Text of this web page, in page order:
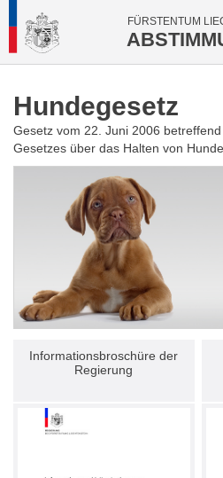
FÜRSTENTUM
Hundegesetz
Gesetz vom 22. Juni 2006
Gesetzes über das Halten von
Informationsbroschüre der
Regierung